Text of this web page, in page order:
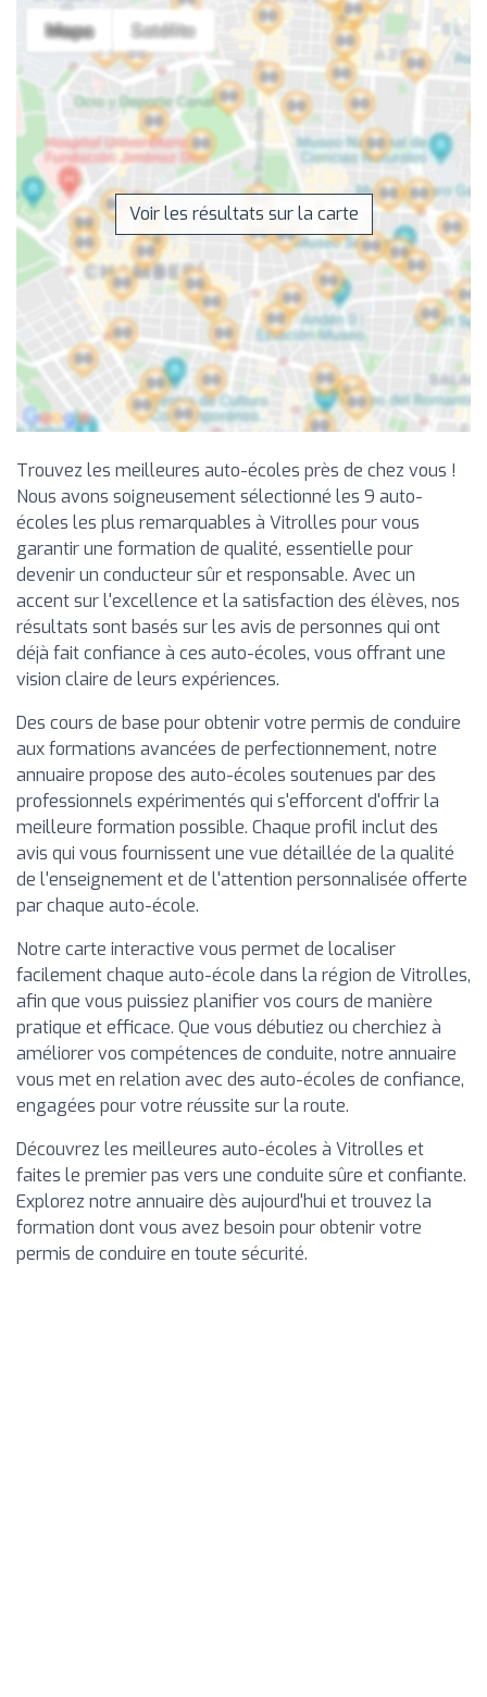
Voir les résultats sur la carte
Trouvez les meilleures auto-écoles près de chez vous !
Nous avons soigneusement sélectionné les 9 auto-
écoles les plus remarquables à Vitrolles pour vous
garantir une formation de qualité, essentielle pour
devenir un conducteur sûr et responsable. Avec un
accent sur l'excellence et la satisfaction des élèves, nos
résultats sont basés sur les avis de personnes qui ont
déjà fait confiance à ces auto-écoles, vous offrant une
vision claire de leurs expériences.
Des cours de base pour obtenir votre permis de conduire
aux formations avancées de perfectionnement, notre
annuaire propose des auto-écoles soutenues par des
professionnels expérimentés qui s'efforcent d'offrir la
meilleure formation possible. Chaque profil inclut des
avis qui vous fournissent une vue détaillée de la qualité
de l'enseignement et de l'attention personnalisée offerte
par chaque auto-école.
Notre carte interactive vous permet de localiser
facilement chaque auto-école dans la région de Vitrolles,
afin que vous puissiez planifier vos cours de manière
pratique et efficace. Que vous débutiez ou cherchiez à
améliorer vos compétences de conduite, notre annuaire
vous met en relation avec des auto-écoles de confiance,
engagées pour votre réussite sur la route.
Découvrez les meilleures auto-écoles à Vitrolles et
faites le premier pas vers une conduite sûre et confiante.
Explorez notre annuaire dès aujourd'hui et trouvez la
formation dont vous avez besoin pour obtenir votre
permis de conduire en toute sécurité.